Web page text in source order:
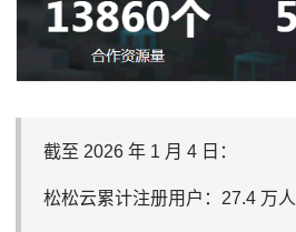
截至 2026 年 1 月 4 日：
松松云累计注册用户：27.4 万人